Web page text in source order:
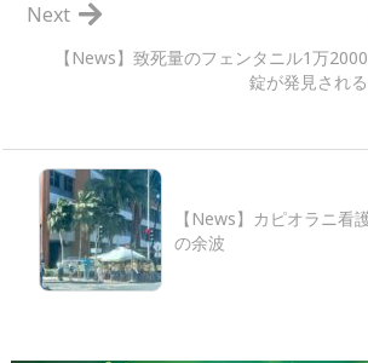
【News】致死量のフェンタニル1万2000
錠が発見される
Next
【News】カピオラニ看
の余波